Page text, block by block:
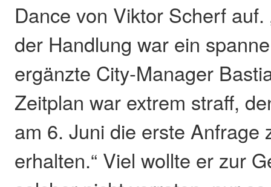
Dance von Viktor Scherf
der Handlung war ein
ergänzte City-Manager
Zeitplan war extrem straff,
am 6. Juni die erste Anfrage
erhalten.“ Viel wollte er zur